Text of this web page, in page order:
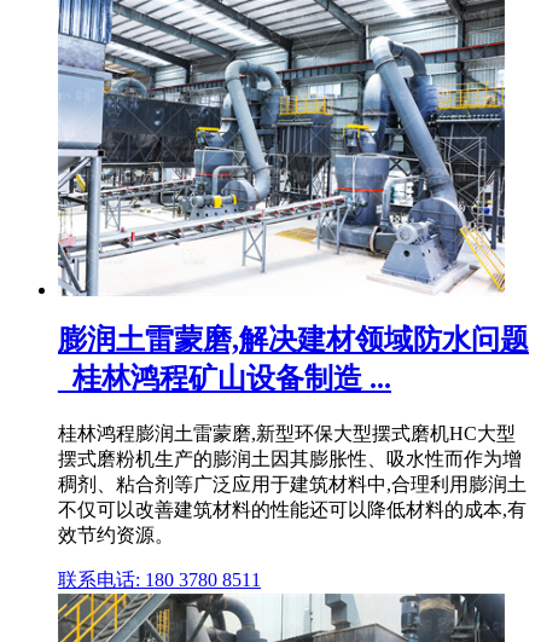
膨润土雷蒙磨,解决建材领域防水问题
_桂林鸿程矿山设备制造 ...
桂林鸿程膨润土雷蒙磨,新型环保大型摆式磨机HC大型
摆式磨粉机生产的膨润土因其膨胀性、吸水性而作为增
稠剂、粘合剂等广泛应用于建筑材料中,合理利用膨润土
不仅可以改善建筑材料的性能还可以降低材料的成本,有
效节约资源。
联系电话: 180 3780 8511